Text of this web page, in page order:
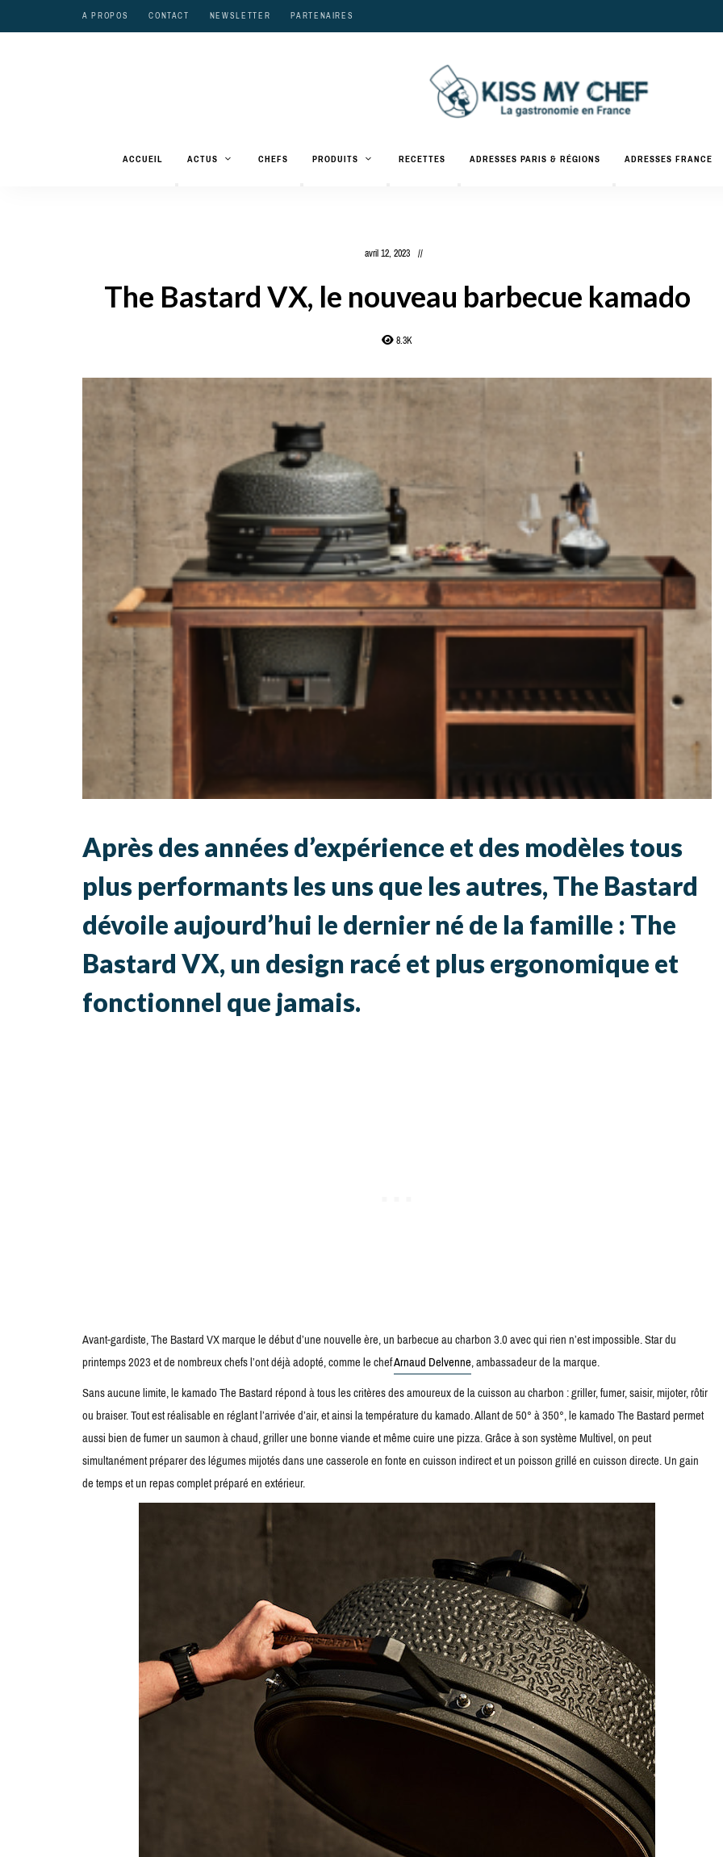
A PROPOS CONTACT NEWSLETTER PARTENAIRES
Kiss
gastronomiques
et
ACCUEIL ACTUS CHEFS PRODUITS RECETTES ADRESSES PARIS & RÉGIONS ADRESSES FRANCE
avril 12, 2023
The Bastard VX, le nouveau barbecue kamado
8.3K
Après des années d’expérience et des modèles tous
plus performants les uns que les autres, The Bastard
dévoile aujourd’hui le dernier né de la famille : The
Bastard VX, un design racé et plus ergonomique et
fonctionnel que jamais.
Avant-gardiste, The Bastard VX marque le début d’une nouvelle ère, un barbecue au charbon 3.0 avec qui rien n’est impossible. Star du
printemps 2023 et de nombreux chefs l’ont déjà adopté, comme le chefArnaud Delvenne, ambassadeur de la marque.
Sans aucune limite, le kamado The Bastard répond à tous les critères des amoureux de la cuisson au charbon : griller, fumer, saisir, mijoter, rôtir
ou braiser. Tout est réalisable en réglant l’arrivée d’air, et ainsi la température du kamado. Allant de 50° à 350°, le kamado The Bastard permet
aussi bien de fumer un saumon à chaud, griller une bonne viande et même cuire une pizza. Grâce à son système Multivel, on peut
simultanément préparer des légumes mijotés dans une casserole en fonte en cuisson indirect et un poisson grillé en cuisson directe. Un gain
de temps et un repas complet préparé en extérieur.